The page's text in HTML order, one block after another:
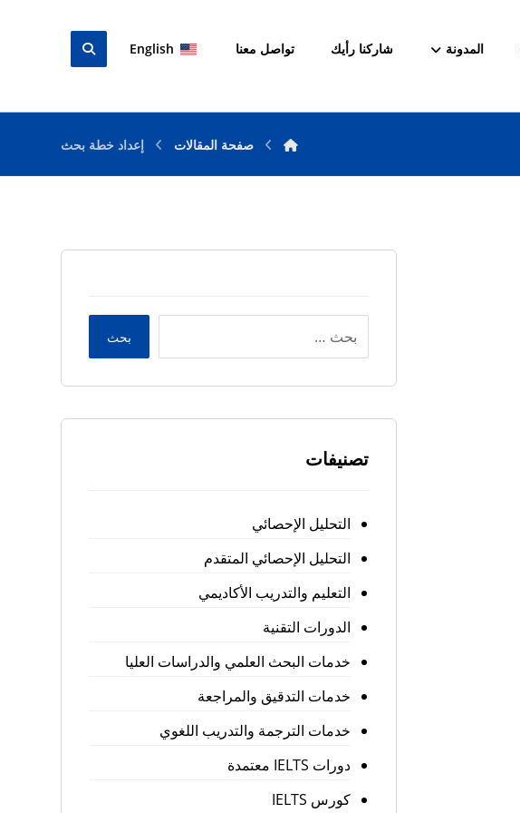
المدونة شاركنا رأيك تواصل معنا English
صفحة المقالات إعداد خطة بحث
بحث
تصنيفات
التحليل الإحصائي
التحليل الإحصائي المتقدم
التعليم والتدريب الأكاديمي
الدورات التقنية
خدمات البحث العلمي والدراسات العليا
خدمات التدقيق والمراجعة
خدمات الترجمة والتدريب اللغوي
دورات IELTS معتمدة
كورس IELTS